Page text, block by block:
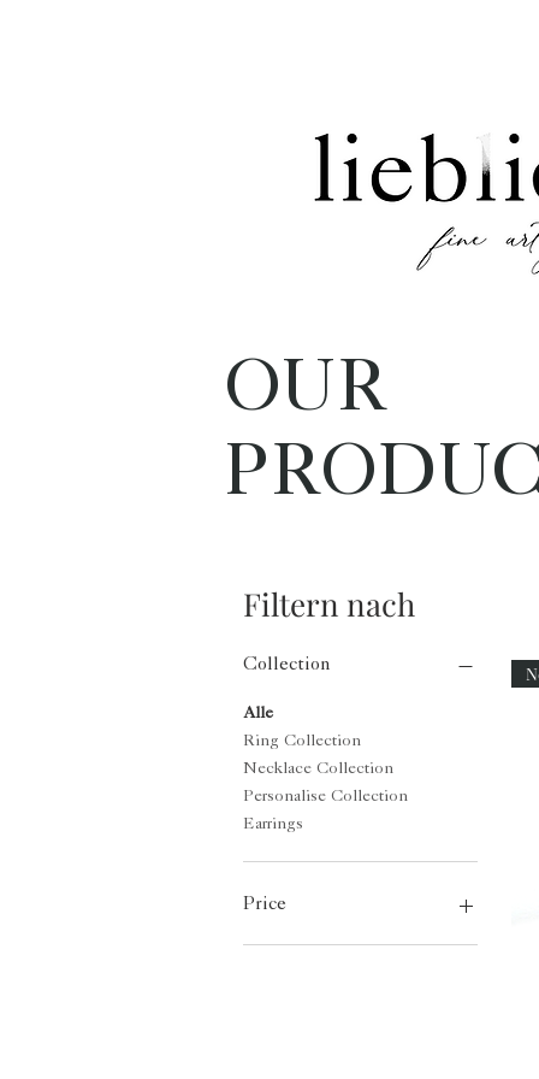
OUR
Filtern nach
Collection
Alle
Ring Collection
Necklace Collection
Personalise Collection
Earrings
Price